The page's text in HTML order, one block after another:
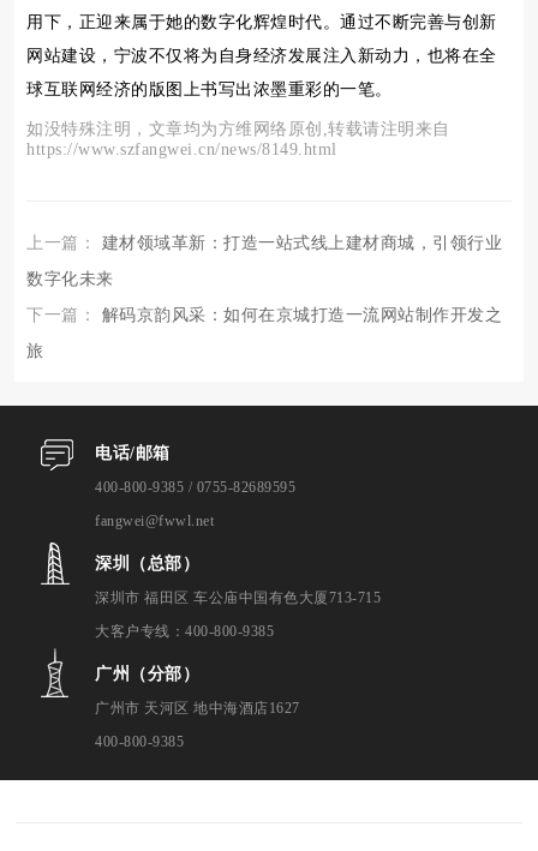
用下，正迎来属于她的数字化辉煌时代。通过不断完善与创新
网站建设，宁波不仅将为自身经济发展注入新动力，也将在全
球互联网经济的版图上书写出浓墨重彩的一笔。
如没特殊注明，文章均为方维网络原创,转载请注明来自
https://www.szfangwei.cn/news/8149.html
上一篇： 建材领域革新：打造一站式线上建材商城，引领行业
数字化未来
下一篇： 解码京韵风采：如何在京城打造一流网站制作开发之
旅
电话/邮箱
400-800-9385 / 0755-82689595
fangwei@fwwl.net
深圳（总部）
深圳市 福田区 车公庙中国有色大厦713-715
大客户专线：400-800-9385
广州（分部）
广州市 天河区 地中海酒店1627
400-800-9385